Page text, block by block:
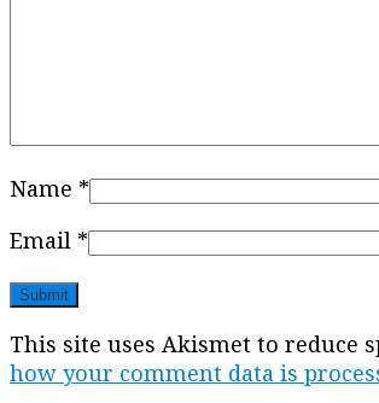
Name *
Email *
This site uses Akismet to reduce
how your comment data is